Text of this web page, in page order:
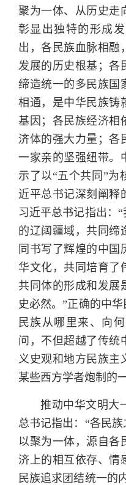
聚为一体、从历史走
彰显出独特的形成
出，各民族血脉相融
发展的历史根基；各
缔造统一的多民族国
相通，是中华民族铸
基因；各民族经济相
济体的强大力量；各
一家亲的坚强纽带。
示了以“五个共同”为
近平总书记深刻阐释
习近平总书记指出：
的辽阔疆域，共同缔
同书写了辉煌的中国
华文化，共同培育了
共同体的形成和发展
史必然。”正确的中
民族从哪里来、向
问，不但超越了传统
义史观和地方民族主
某些西方学者炮制的
推动中华文明大
总书记指出：“各民
以聚为一体，源自各
济上的相互依存、情
民族追求团结统一的